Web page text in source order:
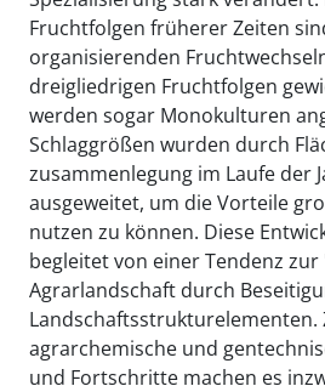
Fruchtfolgen früherer Zeiten
organisierenden
dreigliedrigen Fruchtfolgen
werden sogar Monokulturen
Schlaggrößen wurden durch
zusammenlegung im Laufe der
ausgeweitet, um die Vorteile
nutzen zu können. Diese
begleitet von einer Tendenz
Agrarlandschaft durch
Landschaftsstrukturelementen.
agrarchemische und
und Fortschritte machen es